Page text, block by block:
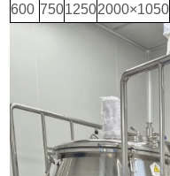
600 75012502000×1050